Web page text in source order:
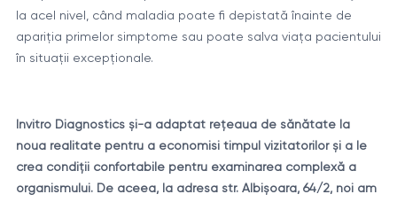
la acel nivel, când maladia poate fi depistată înainte de
apariția primelor simptome sau poate salva viața pacientului
în situații excepționale.
Invitro Diagnostics și-a adaptat rețeaua de sănătate la
noua realitate pentru a economisi timpul vizitatorilor și a le
crea condiții confortabile pentru examinarea complexă a
organismului. De aceea, la adresa str. Albișoara, 64/2, noi am